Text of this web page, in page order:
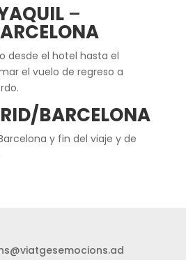
–
desde el hotel hasta el
el vuelo de regreso a
BARCELONA
y fin del viaje y de